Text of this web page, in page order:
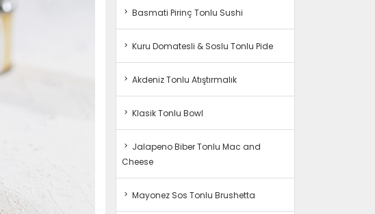
Basmati Pirinç Tonlu Sushi
Kuru Domatesli & Soslu Tonlu Pide
Akdeniz Tonlu Atıştırmalık
Klasik Tonlu Bowl
Jalapeno Biber Tonlu Mac and
Cheese
Mayonez Sos Tonlu Brushetta